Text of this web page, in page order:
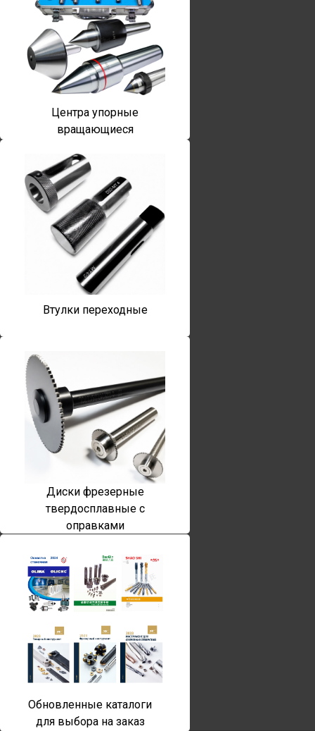
Центра упорные
вращающиеся
Втулки переходные
Диски фрезерные
твердосплавные с
оправками
Обновленные каталоги
для выбора на заказ